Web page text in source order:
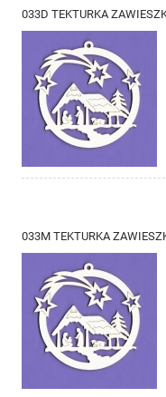
033D TEKTURKA
033M TEKTURKA